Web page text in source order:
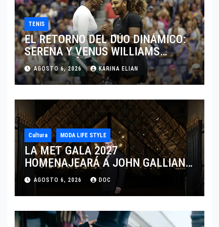
TENIS
EL RETORNO DEL DÚO DINÁMICO:
SERENA Y VENUS WILLIAMS
DISPUTARÁN LOS DOBLES EN
CINCINNATI 2026
AGOSTO 6, 2026 KARINA ELIAN
Cultura MODA LIFE STYLE
LA MET GALA 2027
HOMENAJEARÁ A JOHN GALLIANO
MARCANDO EL REGRESO DEL REY
DEL DRAMATISMO
AGOSTO 6, 2026 DOC